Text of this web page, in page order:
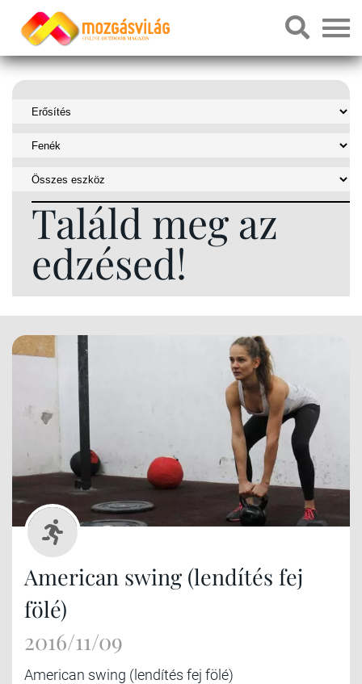
Találd meg az
edzésed!
American swing (lendítés fej
fölé)
2016/11/09
American swing (lendítés fej fölé)